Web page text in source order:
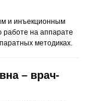
и инъекционным
на аппарате
методиках.
– врач-